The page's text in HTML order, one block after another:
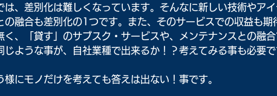
は、差別化は難しくなっています。そんなに新しい技術やア
の融合も差別化の1つです。また、そのサービスでの収益も期
く、「貸す」のサブスク・サービスや、メンテナンスとの融
ような事が、自社業種で出来るか！？考えてみる事も必要で
にモノだけを考えても答えは出ない！事です。